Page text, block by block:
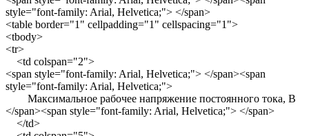
style="font-family: Arial, Helvetica;"> </span>
<table border="1" cellpadding="1" cellspacing="1">
<tbody>
<tr>
<td colspan="2">
<span style="font-family: Arial, Helvetica;"> </span><span
style="font-family: Arial, Helvetica;">
Максимальное рабочее напряжение постоянного тока, В
</span><span style="font-family: Arial, Helvetica;"> </span>
</td>